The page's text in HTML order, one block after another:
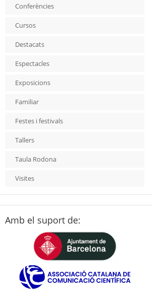
Conferències
Cursos
Destacats
Espectacles
Exposicions
Familiar
Festes i festivals
Tallers
Taula Rodona
Visites
Amb el suport de: